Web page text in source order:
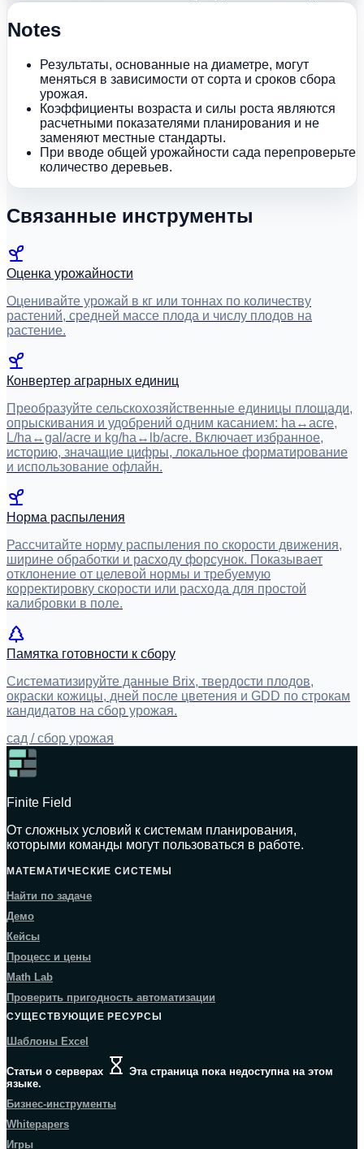
Notes
Результаты, основанные на диаметре, могут
меняться в зависимости от сорта и сроков сбора
урожая.
Коэффициенты возраста и силы роста являются
расчетными показателями планирования и не
заменяют местные стандарты.
При вводе общей урожайности сада перепроверьте
количество деревьев.
Связанные инструменты
Оценка урожайности
Оценивайте урожай в кг или тоннах по количеству
растений, средней массе плода и числу плодов на
растение.
Конвертер аграрных единиц
Преобразуйте сельскохозяйственные единицы площади,
опрыскивания и удобрений одним касанием: ha↔acre,
L/ha↔gal/acre и kg/ha↔lb/acre. Включает избранное,
историю, значащие цифры, локальное форматирование
и использование офлайн.
Норма распыления
Рассчитайте норму распыления по скорости движения,
ширине обработки и расходу форсунок. Показывает
отклонение от целевой нормы и требуемую
корректировку скорости или расхода для простой
калибровки в поле.
Памятка готовности к сбору
Систематизируйте данные Brix, твердости плодов,
окраски кожицы, дней после цветения и GDD по строкам
кандидатов на сбор урожая.
сад / сбор урожая
Finite Field
От сложных условий к системам планирования,
которыми команды могут пользоваться в работе.
МАТЕМАТИЧЕСКИЕ СИСТЕМЫ
Найти по задаче
Демо
Кейсы
Процесс и цены
Math Lab
Проверить пригодность автоматизации
СУЩЕСТВУЮЩИЕ РЕСУРСЫ
Шаблоны Excel
Статьи о серверах
Эта страница пока недоступна на этом
языке.
Бизнес-инструменты
Whitepapers
Игры